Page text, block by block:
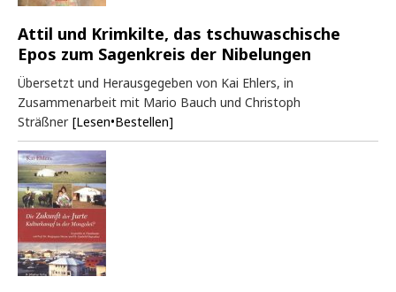
Attil und Krimkilte, das tschuwaschische
Epos zum Sagenkreis der Nibelungen
Übersetzt und Herausgegeben von Kai Ehlers, in
Zusammenarbeit mit Mario Bauch und Christoph
Sträßner [Lesen•Bestellen]